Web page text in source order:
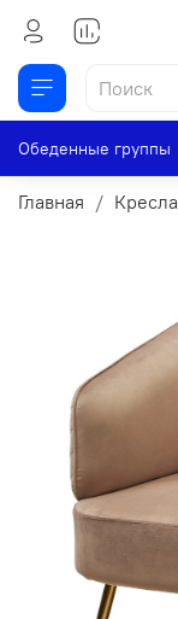
Обеденные группы
Главная Кресла